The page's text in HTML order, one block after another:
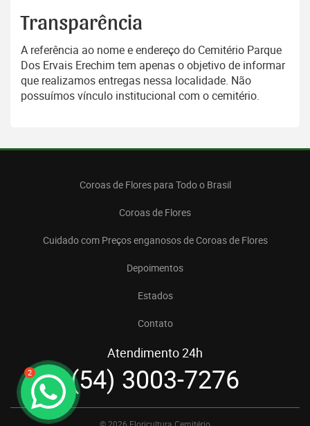
2
Transparência
A referência ao nome e endereço do Cemitério Parque
Dos Ervais Erechim tem apenas o objetivo de informar
que realizamos entregas nessa localidade. Não
possuímos vínculo institucional com o cemitério.
Coroas de Flores para Todo o Brasil
Coroas de Flores
Cuidado com Preços enganosos de Coroas de Flores
Depoimentos
Estados
Contato
Atendimento 24h
(54) 3003-7276